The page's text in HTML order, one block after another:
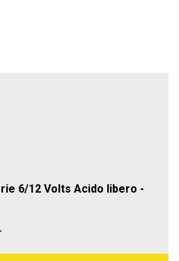
6/12 Volts Acido libero -